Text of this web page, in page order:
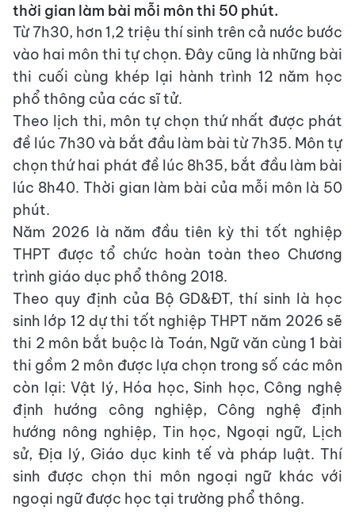
thời gian làm bài mỗi môn thi 50 phút.
Từ 7h30, hơn 1,2 triệu thí sinh trên cả nước bước
vào hai môn thi tự chọn. Đây cũng là những bài
thi cuối cùng khép lại hành trình 12 năm học
phổ thông của các sĩ tử.
Theo lịch thi, môn tự chọn thứ nhất được phát
đề lúc 7h30 và bắt đầu làm bài từ 7h35. Môn tự
chọn thứ hai phát đề lúc 8h35, bắt đầu làm bài
lúc 8h40. Thời gian làm bài của mỗi môn là 50
phút.
Năm 2026 là năm đầu tiên kỳ thi tốt nghiệp
THPT được tổ chức hoàn toàn theo Chương
trình giáo dục phổ thông 2018.
Theo quy định của Bộ GD&ĐT, thí sinh là học
sinh lớp 12 dự thi tốt nghiệp THPT năm 2026 sẽ
thi 2 môn bắt buộc là Toán, Ngữ văn cùng 1 bài
thi gồm 2 môn được lựa chọn trong số các môn
còn lại: Vật lý, Hóa học, Sinh học, Công nghệ
định hướng công nghiệp, Công nghệ định
hướng nông nghiệp, Tin học, Ngoại ngữ, Lịch
sử, Địa lý, Giáo dục kinh tế và pháp luật. Thí
sinh được chọn thi môn ngoại ngữ khác với
ngoại ngữ được học tại trường phổ thông.